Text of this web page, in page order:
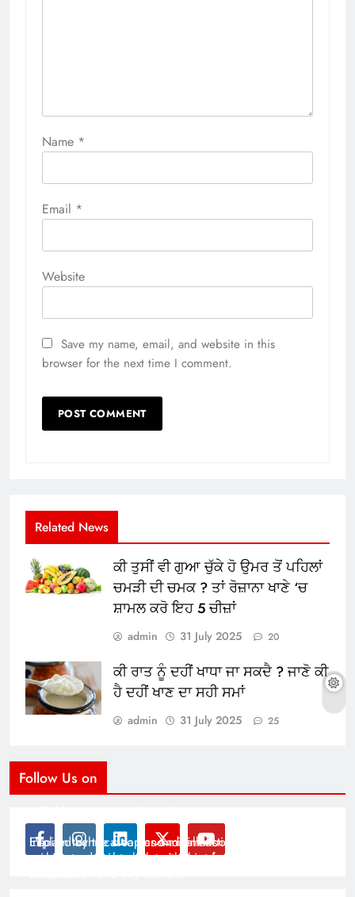
Name *
Email *
Website
Save my name, email, and website in this
browser for the next time I comment.
Related News
ਕੀ ਤੁਸੀਂ ਵੀ ਗੁਆ ਚੁੱਕੇ ਹੋ ਉਮਰ ਤੋਂ ਪਹਿਲਾਂ
ਚਮੜੀ ਦੀ ਚਮਕ ? ਤਾਂ ਰੋਜ਼ਾਨਾ ਖਾਣੇ ‘ਚ
ਸ਼ਾਮਲ ਕਰੋ ਇਹ 5 ਚੀਜ਼ਾਂ
admin 31 July 2025 20
ਕੀ ਰਾਤ ਨੂੰ ਦਹੀਂ ਖਾਧਾ ਜਾ ਸਕਦੈ ? ਜਾਣੋ ਕੀ
ਹੈ ਦਹੀਂ ਖਾਣ ਦਾ ਸਹੀ ਸਮਾਂ
admin 31 July 2025 25
Follow Us on
Inspired by the clean and minimalistic look of modern
architecture, this template is great for creating stories
Explain technical topics and talk about the latest in
science and technology with this clean and futuristic